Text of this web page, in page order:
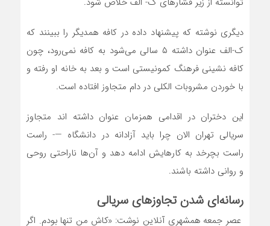
دیگری نوشته که پیشنهاد داده در کافه همدیگر را ببینند که
ک-الف عنوان داشته ۵ سالی می‌شود به کافه نمی‌رود، چون
کافه نشینی فرهنگ کمونیستی است و بعد به خانه او رفته و
با خوردن مشروبات الکلی در دام متجاوز افتاده است.
این دختران در اقدامی همزمان عنوان داشته اند متجاوز
سریالی تهران الان چرا باید آزادانه در دانشگاه —- راست
راست بچرخد به کارهایش ادامه دهد و آن‌ها ناراحتی روحی
و روانی داشته باشند.
رسانه‌ای شدن تجاوزهای سریالی
عصر جمعه همشهری آنلاین نوشت: «کاش من تنها بودم. اگر